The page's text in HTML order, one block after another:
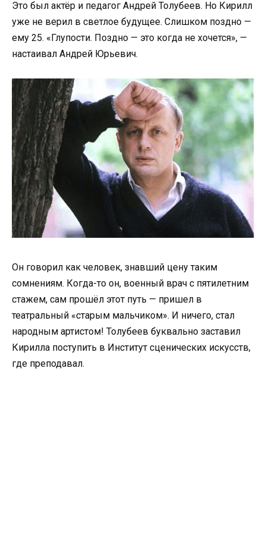
Это был актёр и педагог Андрей Толубеев. Но Кирилл
уже не верил в светлое будущее. Слишком поздно —
ему 25. «Глупости. Поздно — это когда не хочется», —
настаивал Андрей Юрьевич.
Он говорил как человек, знавший цену таким
сомнениям. Когда-то он, военный врач с пятилетним
стажем, сам прошёл этот путь — пришел в
театральный «старым мальчиком». И ничего, стал
народным артистом! Толубеев буквально заставил
Кирилла поступить в Институт сценических искусств,
где преподавал.